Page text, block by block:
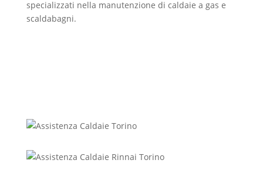
specializzati nella manutenzione di caldaie a gas e
scaldabagni.